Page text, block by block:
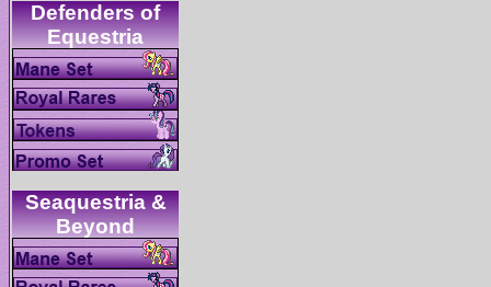
Defenders of
Seaquestria &